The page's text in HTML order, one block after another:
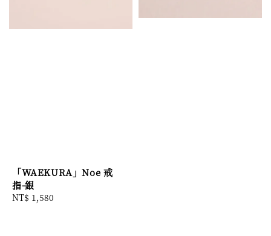
「WAEKURA」Noe 戒
指-銀
Regular
NT$ 1,580